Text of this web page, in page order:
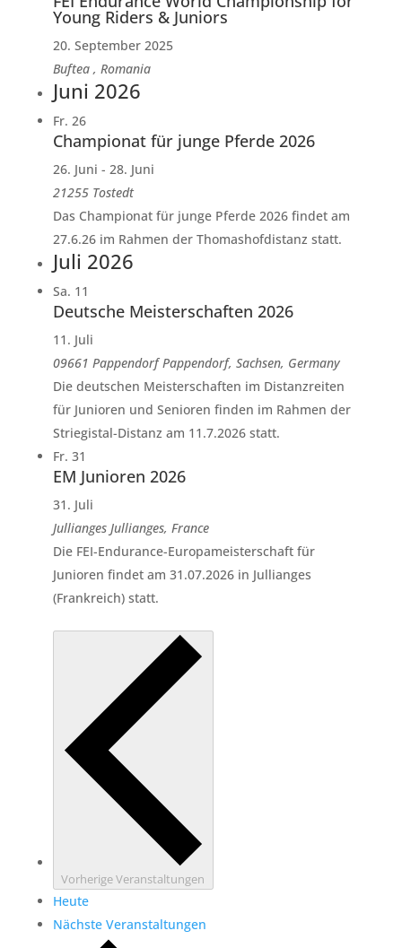
Young Riders & Juniors
20. September 2025
Buftea , Romania
Juni 2026
Fr. 26
Championat für junge Pferde 2026
26. Juni - 28. Juni
21255 Tostedt
Das Championat für junge Pferde 2026 findet am
27.6.26 im Rahmen der Thomashofdistanz statt.
Juli 2026
Sa. 11
Deutsche Meisterschaften 2026
11. Juli
09661 PappendorfPappendorf, Sachsen, Germany
Die deutschen Meisterschaften im Distanzreiten
für Junioren und Senioren finden im Rahmen der
Striegistal-Distanz am 11.7.2026 statt.
Fr. 31
EM Junioren 2026
31. Juli
Jullianges Jullianges, France
Die FEI-Endurance-Europameisterschaft für
Junioren findet am 31.07.2026 in Jullianges
(Frankreich) statt.
VorherigeVeranstaltungen
Heute
Nächste Veranstaltungen